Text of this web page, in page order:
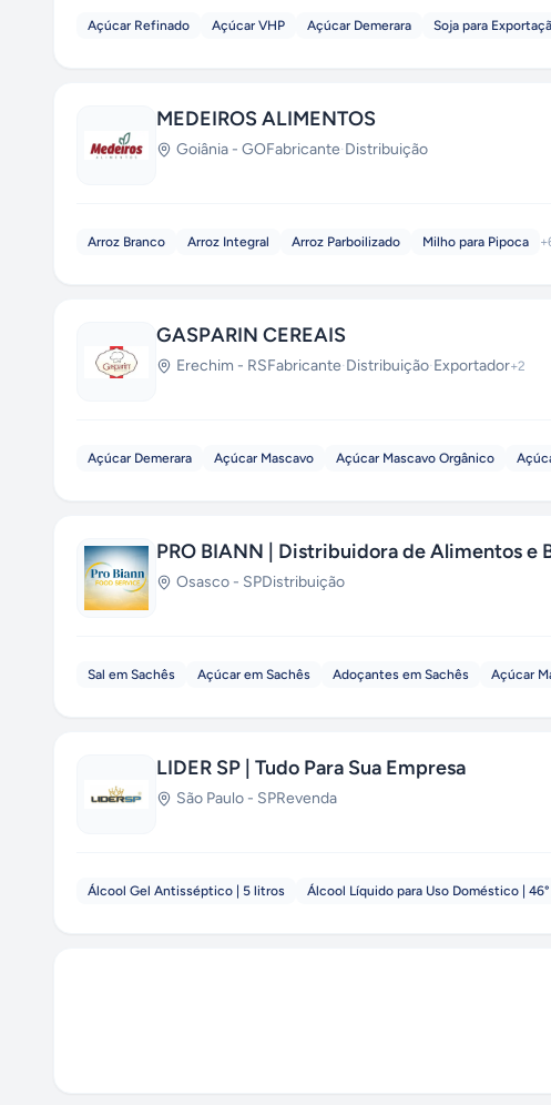
Açúcar Refinado Açúcar VHP Açúcar Demerara Soja para
MEDEIROS ALIMENTOS
Goiânia - GOFabricante·Distribuição
Arroz Branco Arroz Integral Arroz Parboilizado Milho para Pipoca +
GASPARIN CEREAIS
Erechim - RSFabricante·Distribuição·Exportador+2
Açúcar Demerara Açúcar Mascavo Açúcar Mascavo Orgânico
PRO BIANN | Distribuidora de Alimentos e
Osasco - SPDistribuição
Sal em Sachês Açúcar em Sachês Adoçantes em Sachês Açúcar
LIDER SP | Tudo Para Sua Empresa
São Paulo - SPRevenda
Álcool Gel Antisséptico | 5 litros Álcool Líquido para Uso Doméstico | 46°